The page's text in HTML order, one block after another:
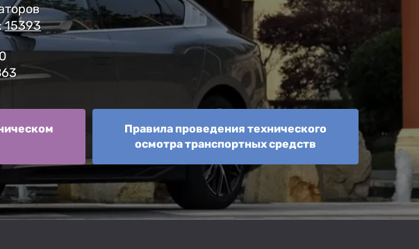
15393
Правила проведения технического
осмотра транспортных средств